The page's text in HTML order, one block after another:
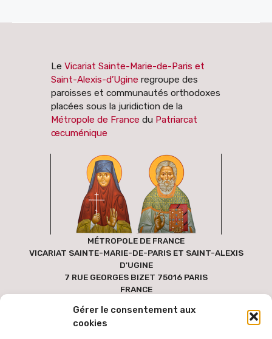
Gérer le consentement aux
cookies
Le Vicariat Sainte-Marie-de-Paris et
Saint-Alexis-d’Ugine regroupe des
paroisses et communautés orthodoxes
placées sous la juridiction de la
Métropole de France du Patriarcat
œcuménique
MÉTROPOLE DE FRANCE
VICARIAT SAINTE-MARIE-DE-PARIS ET SAINT-ALEXIS
D'UGINE
7 RUE GEORGES BIZET 75016 PARIS
FRANCE